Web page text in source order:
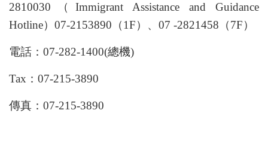
2810030（Immigrant Assistance and Guidance
Hotline）07-2153890（1F）、07 -2821458（7F）
電話：07-282-1400(總機)
Tax：07-215-3890
傳真：07-215-3890